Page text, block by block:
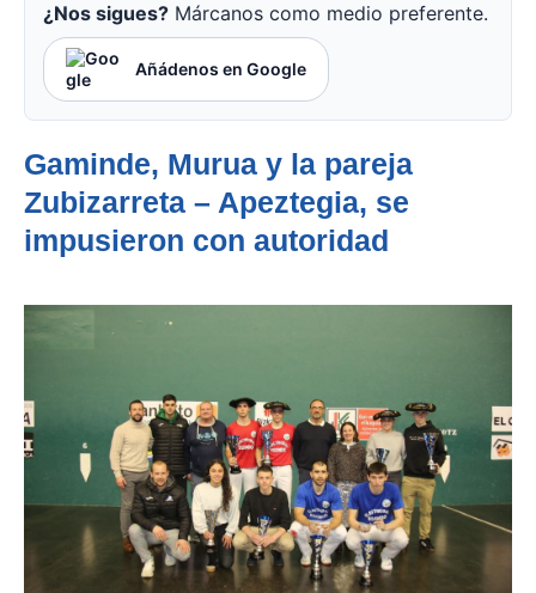
¿Nos sigues? Márcanos como medio preferente.
Añádenos en Google
Gaminde, Murua y la pareja
Zubizarreta – Apeztegia, se
impusieron con autoridad